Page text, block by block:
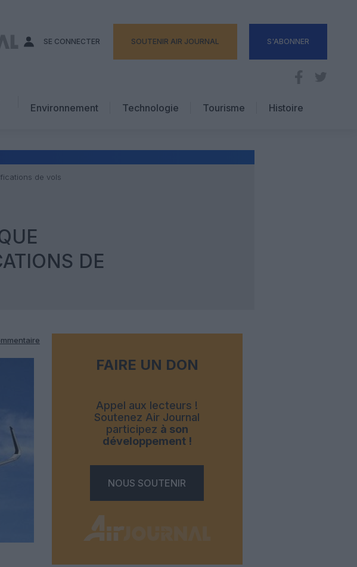
SE CONNECTER SOUTENIR AIR JOURNAL S'ABONNER
Environnement Technologie
Tourisme
Hôtellerie
Histoire
de vols
DE
FAIRE UN DON
Appel aux lecteurs !
Soutenez Air Journal
participez à son
développement !
NOUS SOUTENIR